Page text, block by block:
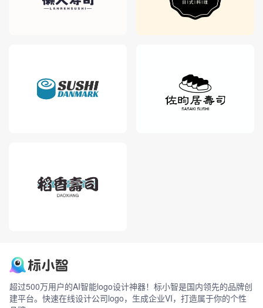
超过500万用户的AI智能logo设计神器！标小智是国内领先的品牌创
建平台。快速在线设计公司logo，生成企业VI，打造属于你的个性